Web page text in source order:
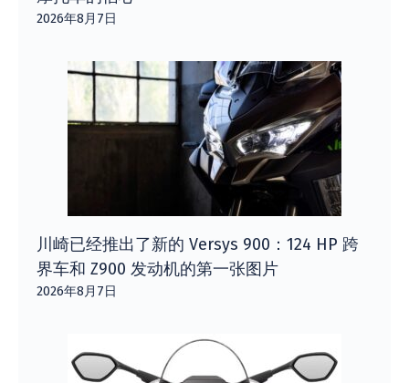
2026年8月7日
川崎已经推出了新的 Versys 900：124 HP 跨
界车和 Z900 发动机的第一张图片
2026年8月7日